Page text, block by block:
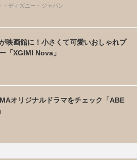
・ディズニー・ジャパン
映画館に！小さくて可愛いおしゃれプ
「XGIMI Nova」
オリジナルドラマをチェック「ABE